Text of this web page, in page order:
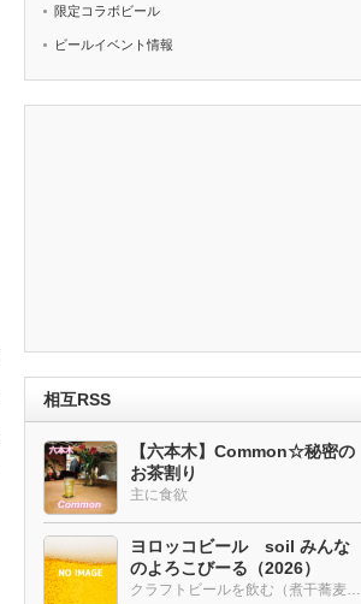
限定コラボビール
ビールイベント情報
相互RSS
【六本木】Common☆秘密の
お茶割り
主に食欲
ヨロッコビール soil みんな
のよろこびーる（2026）
クラフトビールを飲む（煮干蕎麦も・・・）